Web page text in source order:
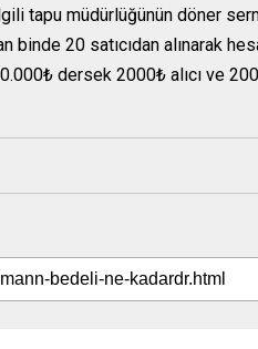
tapu müdürlüğünün döner
binde 20 satıcıdan alınarak
dersek 2000₺ alıcı ve